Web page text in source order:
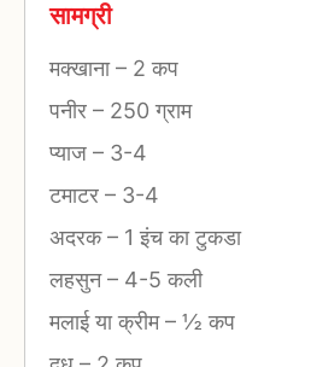
सामग्री
मक्खाना– 2 कप
पनीर – 250 ग्राम
प्याज – 3-4
टमाटर – 3-4
अदरक– 1 इंच का टुकडा
लहसुन– 4-5 कली
मलाई या क्रीम– ½ कप